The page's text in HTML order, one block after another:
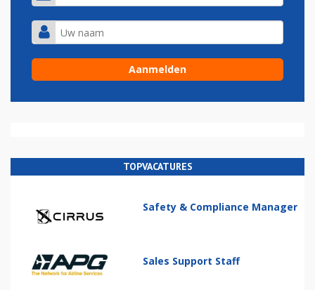
TOPVACATURES
Safety & Compliance Manager
Sales Support Staff